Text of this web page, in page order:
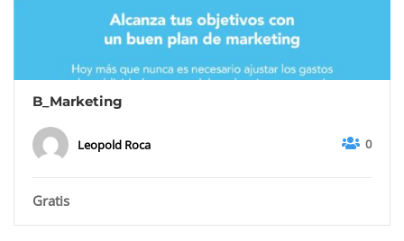
B_Marketing
Leopold Roca 0
Gratis